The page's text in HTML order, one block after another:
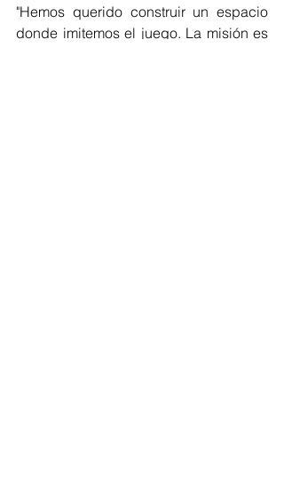
"Hemos querido construir un espacio
donde imitemos el juego. La misión es